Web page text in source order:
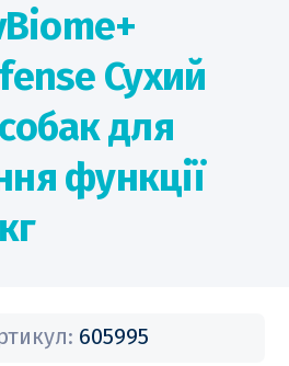
Сухий
для
функції
605995